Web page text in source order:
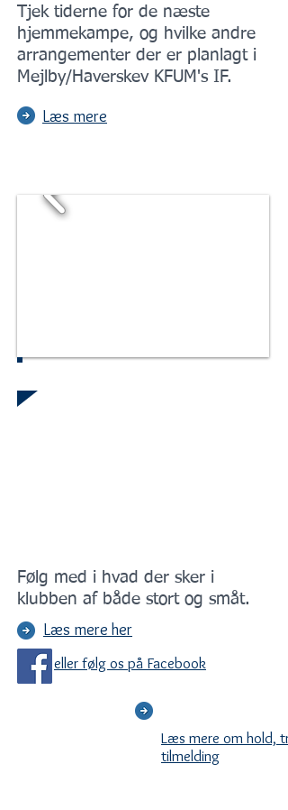
Tjek tiderne for de næste
hjemmekampe, og hvilke andre
arrangementer der er planlagt i
Mejlby/Haverskev KFUM's IF.
Læs mere
Følg med i hvad der sker i
klubben af både stort og småt.
Læs mere her
eller følg os på Facebook
Læs mere om hold,
tilmelding